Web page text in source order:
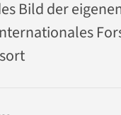
Bild der